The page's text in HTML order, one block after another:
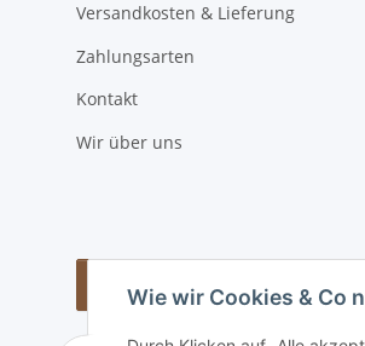
Wie wir Cookies & Co
Versandkosten & Lieferung
Zahlungsarten
Kontakt
Wir über uns
Vertrag widerrufen